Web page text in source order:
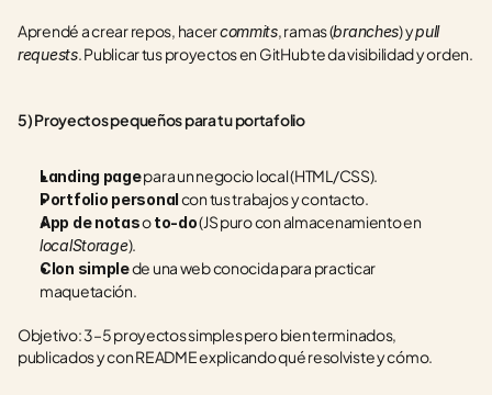
Aprendé a crear repos, hacer commits, ramas (branches) y pull
requests. Publicar tus proyectos en GitHub te da visibilidad y orden.
5) Proyectos pequeños para tu portafolio
Landing page para un negocio local (HTML/CSS).
Portfolio personal con tus trabajos y contacto.
App de notas o to-do
localStorage).
Clon simple de una web conocida para practicar
maquetación.
Objetivo: 3–5 proyectos simples pero bien terminados,
publicados y con README explicando qué resolviste y cómo.